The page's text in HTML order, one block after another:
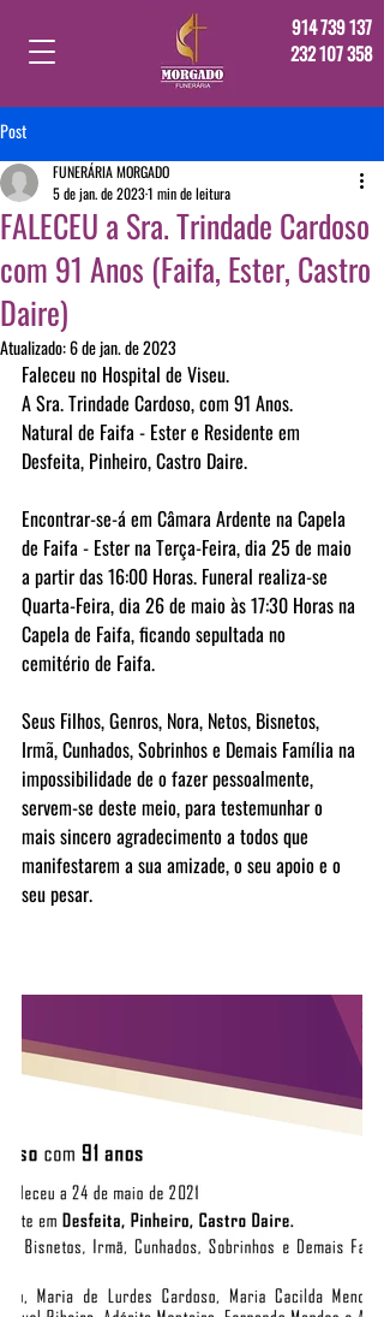
914 739 137
232 107 358
Post
FALECEU a Sra. Trindade Cardoso
com 91 Anos (Faifa, Ester, Castro
Daire)
FUNERÁRIA MORGADO
5 de jan. de 20231 min de leitura
Atualizado:6 de jan. de 2023
Faleceu no Hospital de Viseu.
A Sra. Trindade Cardoso, com 91 Anos.
Natural de Faifa - Ester e Residente em
Desfeita, Pinheiro, Castro Daire.
Encontrar-se-á em Câmara Ardente na Capela
de Faifa - Ester na Terça-Feira, dia 25 de maio
a partir das 16:00 Horas. Funeral realiza-se
Quarta-Feira, dia 26 de maio às 17:30 Horas na
Capela de Faifa, ficando sepultada no
cemitério de Faifa.
Seus Filhos, Genros, Nora, Netos, Bisnetos,
Irmã, Cunhados, Sobrinhos e Demais Família na
impossibilidade de o fazer pessoalmente,
servem-se deste meio, para testemunhar o
mais sincero agradecimento a todos que
manifestarem a sua amizade, o seu apoio e o
seu pesar.